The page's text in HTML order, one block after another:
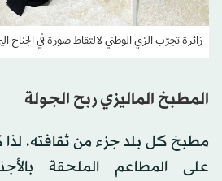
زائرة تجرّب الزي الوطني لالتقاط صورة في الجناح
المطبخ الماليزي ربح الجولة
مطبخ كل بلد جزء من ثقافته،
على المطاعم الملحقة